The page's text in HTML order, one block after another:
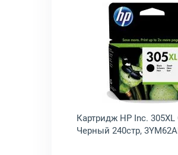
Картридж HP Inc.
Черный 240стр,